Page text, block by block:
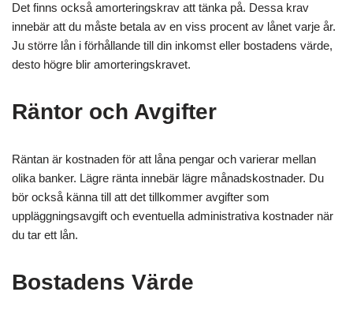
Det finns också amorteringskrav att tänka på. Dessa krav
innebär att du måste betala av en viss procent av lånet varje år.
Ju större lån i förhållande till din inkomst eller bostadens värde,
desto högre blir amorteringskravet.
Räntor och Avgifter
Räntan är kostnaden för att låna pengar och varierar mellan
olika banker. Lägre ränta innebär lägre månadskostnader. Du
bör också känna till att det tillkommer avgifter som
uppläggningsavgift och eventuella administrativa kostnader när
du tar ett lån.
Bostadens Värde